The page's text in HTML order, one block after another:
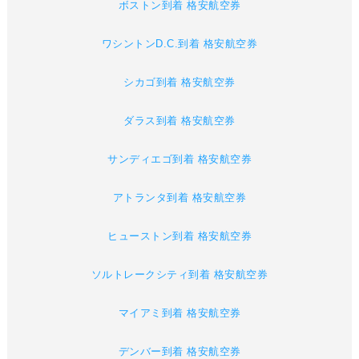
ボストン到着 格安航空券
ワシントンD.C.到着 格安航空券
シカゴ到着 格安航空券
ダラス到着 格安航空券
サンディエゴ到着 格安航空券
アトランタ到着 格安航空券
ヒューストン到着 格安航空券
ソルトレークシティ到着 格安航空券
マイアミ到着 格安航空券
デンバー到着 格安航空券